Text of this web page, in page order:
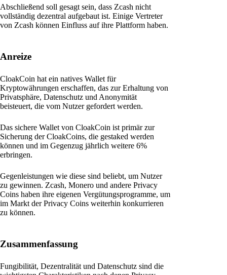
Abschließend soll gesagt sein, dass Zcash nicht
vollständig dezentral aufgebaut ist. Einige Vertreter
von Zcash können Einfluss auf ihre Plattform haben.
Anreize
CloakCoin hat ein natives Wallet für
Kryptowährungen erschaffen, das zur Erhaltung von
Privatsphäre, Datenschutz und Anonymität
beisteuert, die vom Nutzer gefordert werden.
Das sichere Wallet von CloakCoin ist primär zur
Sicherung der CloakCoins, die gestaked werden
können und im Gegenzug jährlich weitere 6%
erbringen.
Gegenleistungen wie diese sind beliebt, um Nutzer
zu gewinnen. Zcash, Monero und andere Privacy
Coins haben ihre eigenen Vergütungsprogramme, um
im Markt der Privacy Coins weiterhin konkurrieren
zu können.
Zusammenfassung
Fungibilität, Dezentralität und Datenschutz sind die